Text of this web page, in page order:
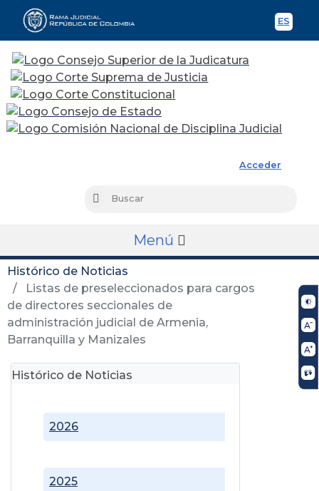
ES
Acceder
Buscar
Menú
Histórico de Noticias
Listas de preseleccionados para cargos
de directores seccionales de
administración judicial de Armenia,
Barranquilla y Manizales
Histórico de Noticias
2025
2026